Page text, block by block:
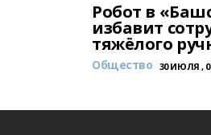
Робот в
избавит
тяжёлого
Общество 30 ИЮЛЯ ,